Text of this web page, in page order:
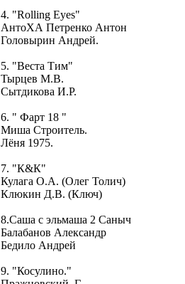
4. "Rolling Eyes"
АнтоХА Петренко Антон
Головырин Андрей.
5. "Веста Тим"
Тырцев М.В.
Сытдикова И.Р.
6. " Фарт 18 "
Миша Строитель.
Лёня 1975.
7. "К&К"
Кулага О.А. (Олег Толич)
Клюкин Д.В. (Ключ)
8.Саша с эльмаша 2 Саныч
Балабанов Александр
Бедило Андрей
9. "Косулино."